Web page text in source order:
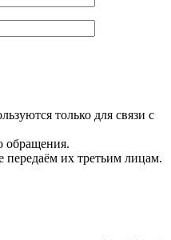
только для связи с
обращения.
их третьим лицам.